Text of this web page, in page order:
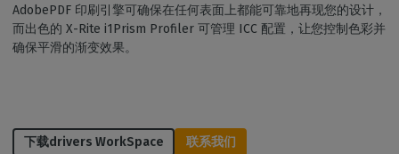
AdobePDF 印刷引擎可确保在任何表面上都能可靠地再现您的设计，
而出色的 X-Rite i1Prism Profiler 可管理 ICC 配置，让您控制色彩并
确保平滑的渐变效果。
下载drivers WorkSpace 联系我们